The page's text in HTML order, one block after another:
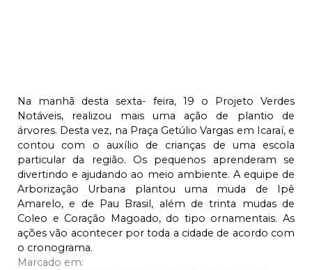
Na manhã desta sexta- feira, 19 o Projeto Verdes
Notáveis, realizou mais uma ação de plantio de
árvores. Desta vez, na Praça Getúlio Vargas em Icaraí, e
contou com o auxílio de crianças de uma escola
particular da região. Os pequenos aprenderam se
divertindo e ajudando ao meio ambiente. A equipe de
Arborização Urbana plantou uma muda de Ipê
Amarelo, e de Pau Brasil, além de trinta mudas de
Coleo e Coração Magoado, do tipo ornamentais. As
ações vão acontecer por toda a cidade de acordo com
o cronograma.
Marcado em: